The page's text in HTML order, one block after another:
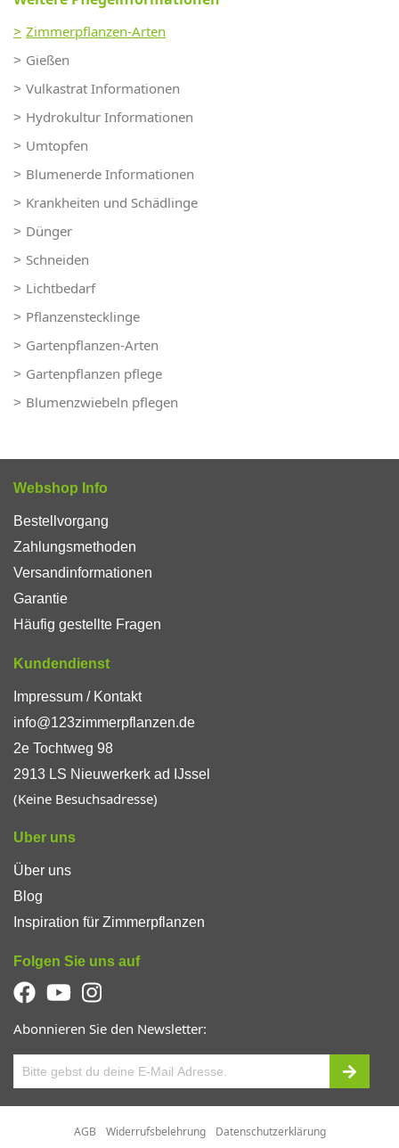
Zimmerpflanzen-Arten
Gießen
Vulkastrat Informationen
Hydrokultur Informationen
Umtopfen
Blumenerde Informationen
Krankheiten und Schädlinge
Dünger
Schneiden
Lichtbedarf
Pflanzenstecklinge
Gartenpflanzen-Arten
Gartenpflanzen pflege
Blumenzwiebeln pflegen
Webshop Info
Bestellvorgang
Zahlungsmethoden
Versandinformationen
Garantie
Häufig gestellte Fragen
Kundendienst
Impressum / Kontakt
info@123zimmerpflanzen.de
2e Tochtweg 98
2913 LS Nieuwerkerk ad IJssel
(Keine Besuchsadresse)
Uber uns
Über uns
Blog
Inspiration für Zimmerpflanzen
Folgen Sie uns auf
Abonnieren Sie den Newsletter:
AGB Widerrufsbelehrung Datenschutzerklärung